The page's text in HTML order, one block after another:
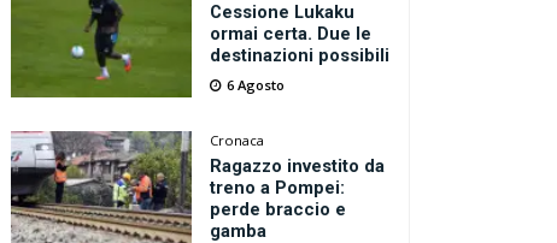
Cessione Lukaku
ormai certa. Due le
destinazioni possibili
6 Agosto
Cronaca
Ragazzo investito da
treno a Pompei:
perde braccio e
gamba